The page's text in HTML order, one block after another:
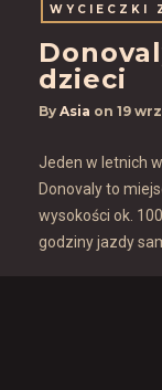
WYCIECZKI
dzieci
By Asia on 19
Jeden w letnich
Donovaly to
wysokości ok.
godziny jazdy